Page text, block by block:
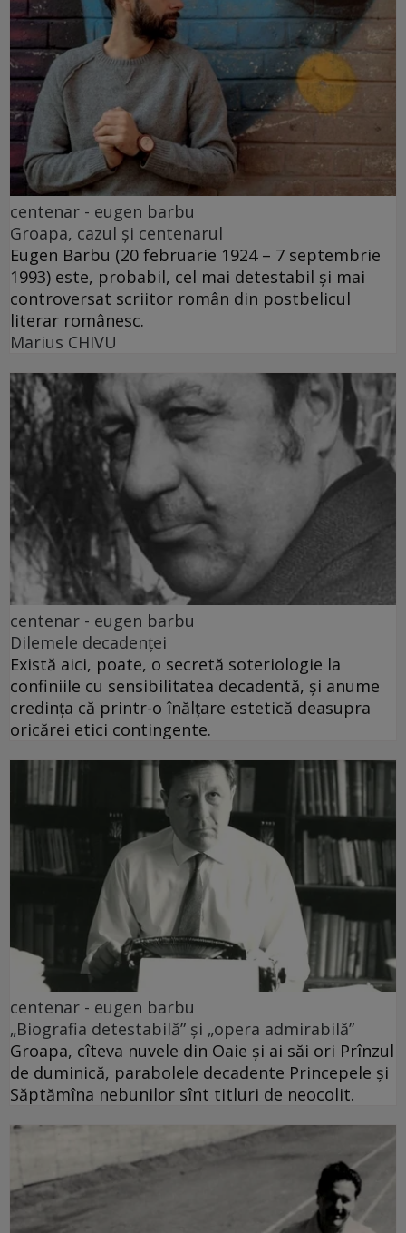
centenar - eugen barbu
Groapa, cazul și centenarul
Eugen Barbu (20 februarie 1924 – 7 septembrie
1993) este, probabil, cel mai detestabil și mai
controversat scriitor român din postbelicul
literar românesc.
Marius CHIVU
centenar - eugen barbu
Dilemele decadenței
Există aici, poate, o secretă soteriologie la
confiniile cu sensibilitatea decadentă, și anume
credința că printr-o înălțare estetică deasupra
oricărei etici contingente.
centenar - eugen barbu
„Biografia detestabilă” și „opera admirabilă”
Groapa, cîteva nuvele din Oaie și ai săi ori Prînzul
de duminică, parabolele decadente Princepele și
Săptămîna nebunilor sînt titluri de neocolit.